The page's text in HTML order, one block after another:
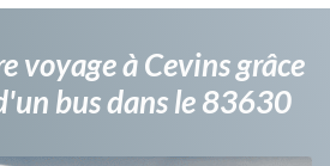
voyage à Cevins grâce
bus dans le 83630